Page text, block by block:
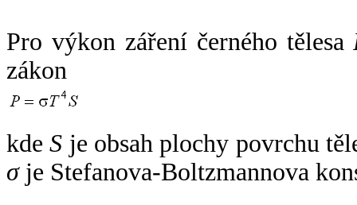
Pro výkon záření černého tělesa
zákon
kdeS je obsah plochy povrchu
σje Stefanova-Boltzmannova